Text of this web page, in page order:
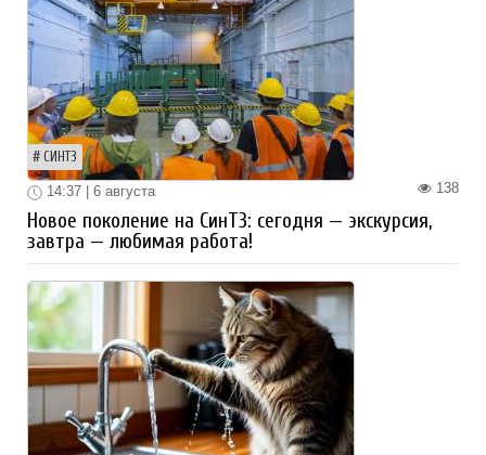
СИНТЗ
138
14:37 | 6 августа
Новое поколение на СинТЗ: сегодня — экскурсия,
завтра — любимая работа!